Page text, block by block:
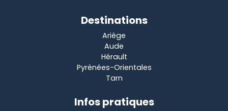
Destinations
Ariège
Aude
Hérault
Pyrénées-Orientales
Tarn
Infos pratiques